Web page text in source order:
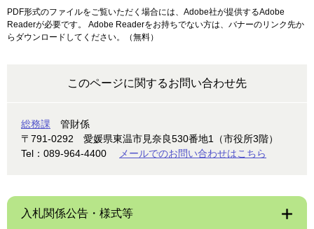
PDF形式のファイルをご覧いただく場合には、Adobe社が提供するAdobe
Readerが必要です。
Adobe Readerをお持ちでない方は、バナーのリンク先か
らダウンロードしてください。（無料）
このページに関するお問い合わせ先
総務課
管財係
〒791-0292
愛媛県東温市見奈良530番地1（市役所3階）
Tel：089-964-4400
メールでのお問い合わせはこちら
入札関係公告・様式等